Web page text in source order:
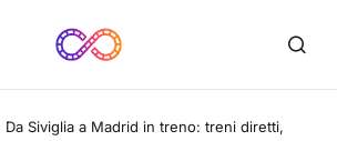
Da Siviglia a Madrid in treno: treni diretti,